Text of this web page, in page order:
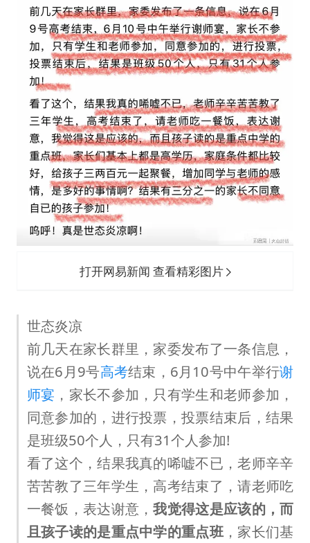
打开网易新闻 查看精彩图片
世态炎凉
前几天在家长群里，家委发布了一条信息，
说在6月9号高考结束，6月10号中午举行谢
师宴 ，家长不参加，只有学生和老师参加，
同意参加的，进行投票，投票结束后，结果
是班级50个人，只有31个人参加!
看了这个，结果我真的唏嘘不已，老师辛辛
苦苦教了三年学生，高考结束了，请老师吃
一餐饭，表达谢意，我觉得这是应该的，而
且孩子读的是重点中学的重点班，家长们基